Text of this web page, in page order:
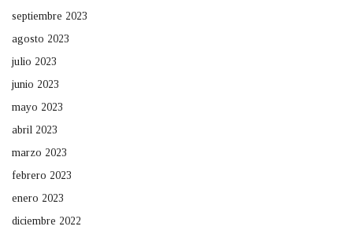
septiembre 2023
agosto 2023
julio 2023
junio 2023
mayo 2023
abril 2023
marzo 2023
febrero 2023
enero 2023
diciembre 2022